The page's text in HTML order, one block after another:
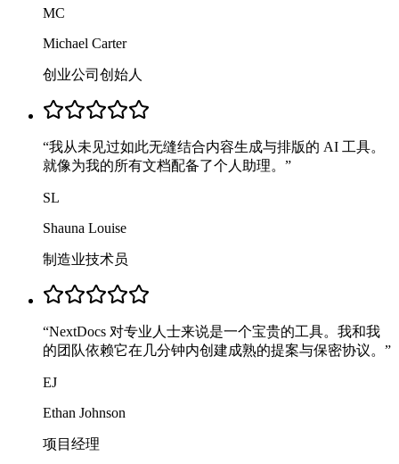
MC
Michael Carter
创业公司创始人
“我从未见过如此无缝结合内容生成与排版的 AI 工具。
就像为我的所有文档配备了个人助理。 ”
SL
Shauna Louise
制造业技术员
“NextDocs 对专业人士来说是一个宝贵的工具。我和我
的团队依赖它在几分钟内创建成熟的提案与保密协议。 ”
EJ
Ethan Johnson
项目经理